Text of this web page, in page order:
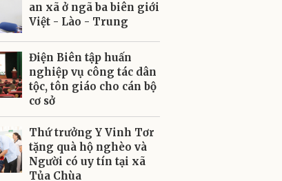
an xã ở ngã ba biên giới
Việt - Lào - Trung
Điện Biên tập huấn
nghiệp vụ công tác dân
tộc, tôn giáo cho cán bộ
cơ sở
Thứ trưởng Y Vinh Tơr
tặng quà hộ nghèo và
Người có uy tín tại xã
Tủa Chùa